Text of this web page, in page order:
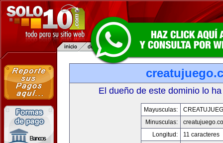
El dueño de este dominio lo
Mayusculas:
Minusculas:
Longitud:
11 caracteres